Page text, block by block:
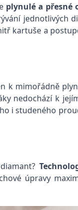
plynulé a přesné
jednotlivých
kartuše a
k mimořádně
nedochází k
i studeného
úpravy